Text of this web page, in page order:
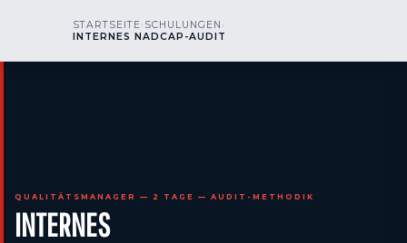
nos
engineering
RUFEN SIE UNS AN
QUALITÄTSMANAGER — 2 TAGE — AUDIT-METHODIK
INTERNES
STARTSEITE SCHULUNGEN
INTERNES NADCAP-AUDIT